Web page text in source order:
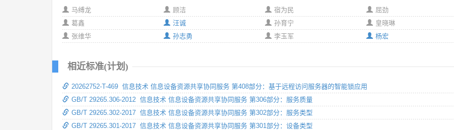
马缚龙
顾洁
葛鑫
汪诚
张维华
孙志勇
宿为民
屈劲
孙育宁
皇晓琳
李玉军
杨宏
相近标准(计划)
20262752-T-469 信息技术 信息设备资源共享协同服务 第408部分：基于远程访问服务器的智能锁应用
GB/T 29265.306-2012 信息技术 信息设备资源共享协同服务 第306部分：服务质量
GB/T 29265.302-2017 信息技术 信息设备资源共享协同服务 第302部分：服务类型
GB/T 29265.301-2017 信息技术 信息设备资源共享协同服务 第301部分：设备类型